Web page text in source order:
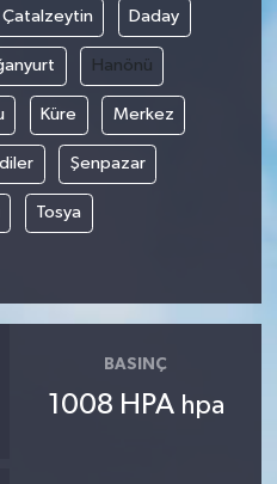
Çatalzeytin Daday
Hanönü
Küre Merkez
Şenpazar
Tosya
BASINÇ
1008 HPA hpa